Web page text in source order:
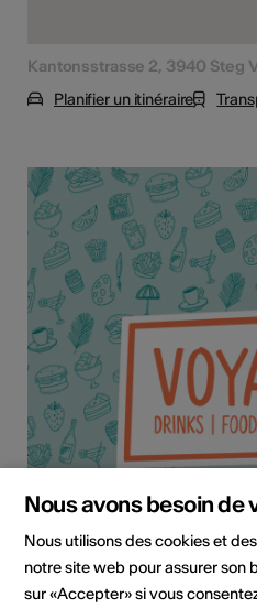
Kantonsstrasse 2, 3940 Steg
Planifier un itinéraire
Nous avons besoin
Nous utilisons des cookies et
notre site web pour assurer son
sur «Accepter» si vous